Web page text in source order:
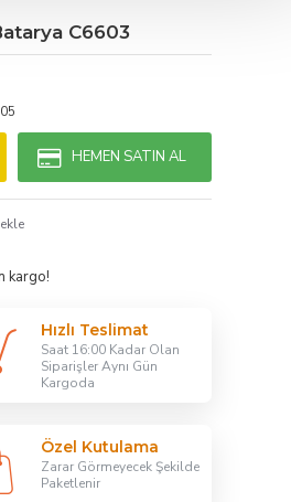
C6603
HEMEN SATIN AL
Hızlı Teslimat
Saat 16:00 Kadar Olan
Siparişler Aynı Gün
Kargoda
Özel Kutulama
Zarar Görmeyecek Şekilde
Paketlenir
kargo!